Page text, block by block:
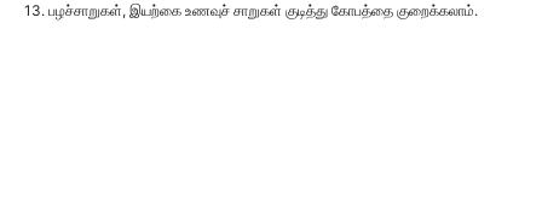
13. பழச்சாறுகள், இயற்கை உணவுச் சாறுகள் குடித்து கோபத்தை குறைக்கலாம்.